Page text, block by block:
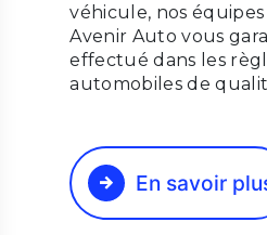
véhicule, nos
Avenir Auto vous
effectué dans les
automobiles de
En savoir